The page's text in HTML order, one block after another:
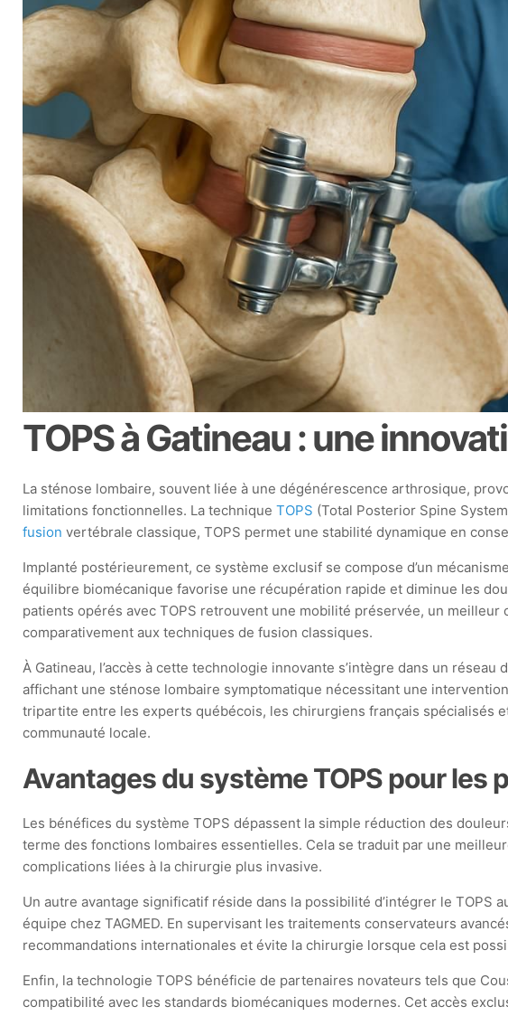
TOPS à Gatineau : une
La sténose lombaire, souvent liée à une dégénérescence arthrosique,
limitations fonctionnelles. La techniqueTOPS (Total Posterior Spine
fusion vertébrale classique, TOPS permet une stabilité dynamique en
Implanté postérieurement, ce système exclusif se compose d’un
équilibre biomécanique favorise une récupération rapide et diminue les
patients opérés avec TOPS retrouvent une mobilité préservée, un
comparativement aux techniques de fusion classiques.
À Gatineau, l’accès à cette technologie innovante s’intègre dans un
affichant une sténose lombaire symptomatique nécessitant une
tripartite entre les experts québécois, les chirurgiens français spécialisés
communauté locale.
Avantages du système TOPS pour les
Les bénéfices du système TOPS dépassent la simple réduction des
terme des fonctions lombaires essentielles. Cela se traduit par une
complications liées à la chirurgie plus invasive.
Un autre avantage significatif réside dans la possibilité d’intégrer le
équipe chez TAGMED. En supervisant les traitements conservateurs
recommandations internationales et évite la chirurgie lorsque cela est
Enfin, la technologie TOPS bénéficie de partenaires novateurs tels que
compatibilité avec les standards biomécaniques modernes. Cet accès